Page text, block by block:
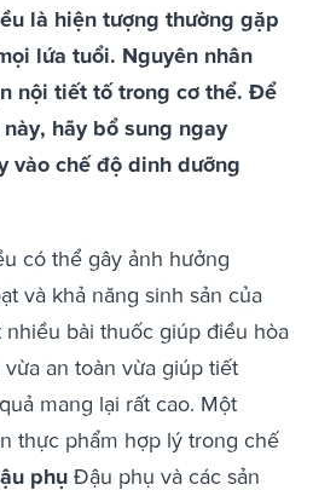
là hiện tượng thường gặp
lứa tuổi. Nguyên nhân
nội tiết tố trong cơ thể. Để
hãy bổ sung ngay
vào chế độ dinh dưỡng
có thể gây ảnh hưởng
và khả năng sinh sản của
bài thuốc giúp điều hòa
an toàn vừa giúp tiết
mang lại rất cao. Một
thực phẩm hợp lý trong chế
phụ Đậu phụ và các sản